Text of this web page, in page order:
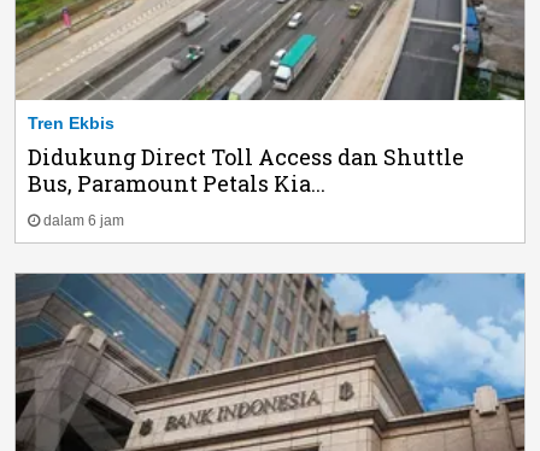
Tren Ekbis
Didukung Direct Toll Access dan Shuttle
Bus, Paramount Petals Kia...
dalam 6 jam